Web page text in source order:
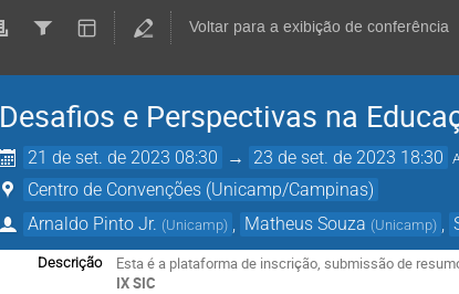
Voltar para a exibição de conferência
Desafios e Perspectivas na
21 de set. de 2023 08:30 → 23 de set. de 2023 18:30
Centro de Convenções (Unicamp/Campinas)
Arnaldo Pinto Jr. (Unicamp) Matheus Souza (Unicamp)
Descrição Esta é a plataforma de inscrição, submissão de
IX SIC